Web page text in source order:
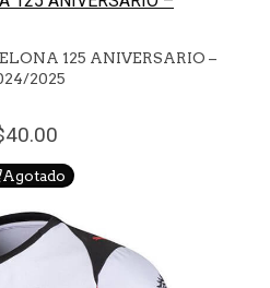
125 ANIVERSARIO –
2025
40.00
Agotado